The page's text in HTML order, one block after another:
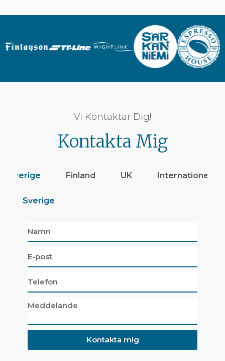
Vi Kontaktar Dig!
Kontakta Mig
Sverige Finland UK Internationellt
Sverige
Kontakta mig